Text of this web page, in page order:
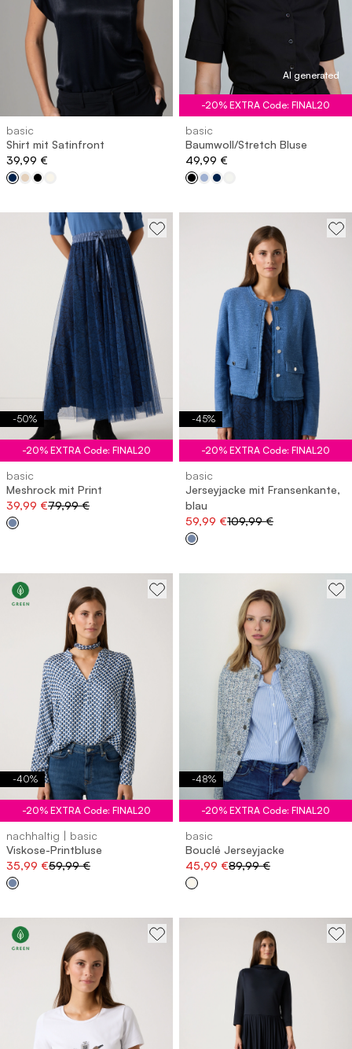
basic
Shirt mit Satinfront
39,99 €
AI generated
-20% EXTRA Code: FINAL20
basic
Baumwoll/Stretch Bluse
49,99 €
-50%
-20% EXTRA Code: FINAL20
basic
Meshrock mit Print
39,99 €79,99 €
-45%
-20% EXTRA Code: FINAL20
basic
Jerseyjacke mit Fransenkante,
blau
59,99 €109,99 €
-40%
-20% EXTRA Code: FINAL20
nachhaltig | basic
Viskose-Printbluse
35,99 €59,99 €
-48%
-20% EXTRA Code: FINAL20
basic
Bouclé Jerseyjacke
45,99 €89,99 €